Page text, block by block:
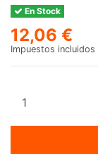
En Stock
12,06 €
Impuestos incluidos